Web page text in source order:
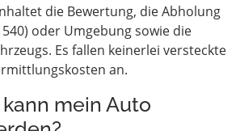
die Bewertung, die Abholung
oder Umgebung sowie die
Es fallen keinerlei versteckte
an.
mein Auto